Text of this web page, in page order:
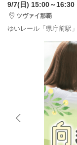
9/7(日) 15:00～16:30
ツヴァイ那覇
ゆいレール「県庁前駅